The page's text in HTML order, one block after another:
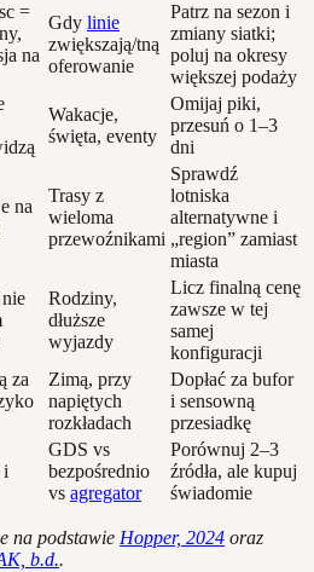
=
na
Gdy linie
zwiększają/tną
oferowanie
Patrz na sezon i
zmiany siatki;
poluj na okresy
większej podaży
Wakacje,
święta, eventy
Omijaj piki,
przesuń o 1–3
dni
na
Trasy z
wieloma
przewoźnikami
Sprawdź
lotniska
alternatywne i
„region” zamiast
miasta
Rodziny,
dłuższe
wyjazdy
Licz finalną cenę
zawsze w tej
samej
konfiguracji
za
Zimą, przy
napiętych
rozkładach
Dopłać za bufor
i sensowną
przesiadkę
i
GDS vs
bezpośrednio
vs agregator
Porównuj 2–3
źródła, ale kupuj
świadomie
na podstawie Hopper, 2024 oraz
b.d..